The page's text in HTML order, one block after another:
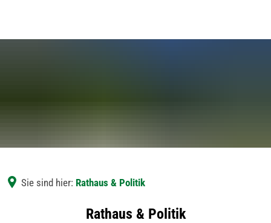
Sie sind hier: Rathaus & Politik
Rathaus & Politik